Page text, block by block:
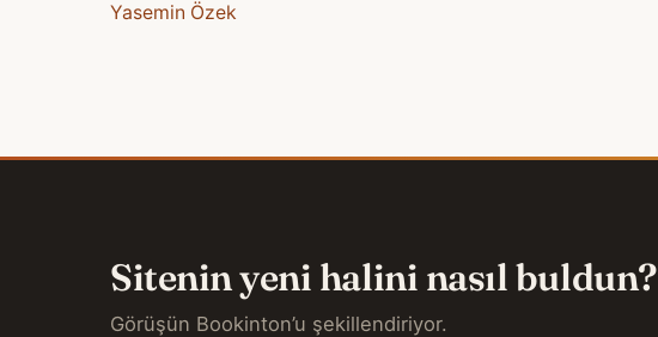
Yasemin Özek
Sitenin yeni halini nasıl buldun?
Görüşün Bookinton’u şekillendiriyor.